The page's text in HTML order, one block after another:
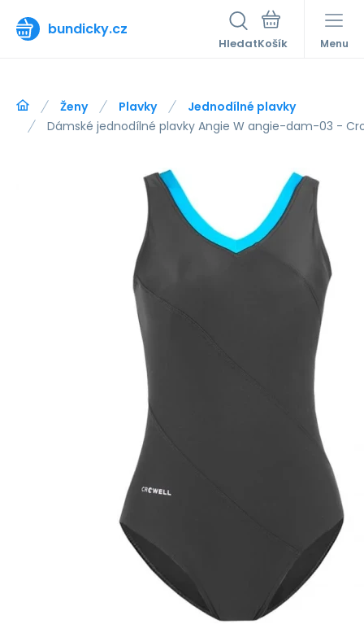
bundicky.cz
Hledat Menu
Ženy Plavky
Jednodílné plavky
Dámské jednodílné plavky Angie W angie-dam-03 -